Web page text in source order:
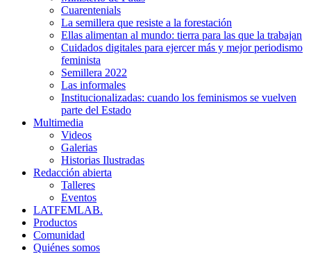
Cuarentenials
La semillera que resiste a la forestación
Ellas alimentan al mundo: tierra para las que la trabajan
Cuidados digitales para ejercer más y mejor periodismo
feminista
Semillera 2022
Las informales
Institucionalizadas: cuando los feminismos se vuelven
parte del Estado
Multimedia
Videos
Galerias
Historias Ilustradas
Redacción abierta
Talleres
Eventos
LATFEMLAB.
Productos
Comunidad
Quiénes somos